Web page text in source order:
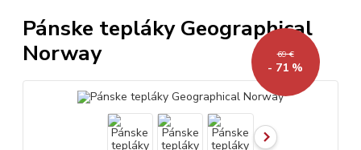
Pánske tepláky Geographical
Norway
69 €
- 71 %